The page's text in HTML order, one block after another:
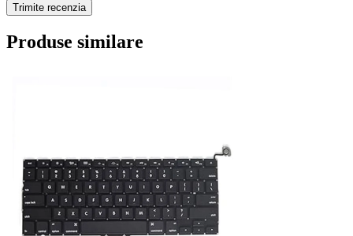
Trimite recenzia
Produse similare